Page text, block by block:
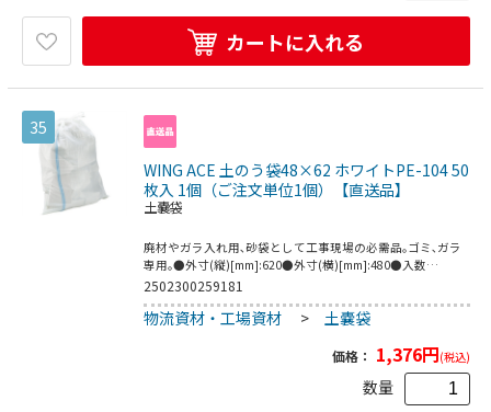
カートに入れる
35
WING ACE 土のう袋48×62 ホワイトPE-104 50
枚入 1個（ご注文単位1個）【直送品】
土嚢袋
廃材やガラ入れ用､砂袋として工事現場の必需品｡ゴミ､ガラ
専用｡●外寸(縦)[mm]:620●外寸(横)[mm]:480●入数
(枚):50●打込:10×10(本/インチ)●用途:ゴミ､ガラ用●材質:
特性上､サイズには若干の誤差が生じる場合がございます｡※
2502300259181
物流資材・工場資材 > 土嚢袋
価格： 1,376円(税込)
数量